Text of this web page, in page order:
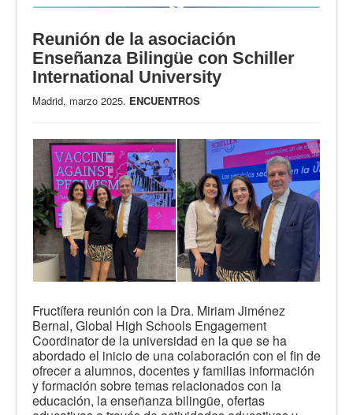
Reunión de la asociación
Enseñanza Bilingüe con Schiller
International University
Madrid, marzo 2025. ENCUENTROS
Fructífera reunión con la Dra. Miriam Jiménez
Bernal, Global High Schools Engagement
Coordinator de la universidad en la que se ha
abordado el inicio de una colaboración con el fin de
ofrecer a alumnos, docentes y familias información
y formación sobre temas relacionados con la
educación, la enseñanza bilingüe, ofertas